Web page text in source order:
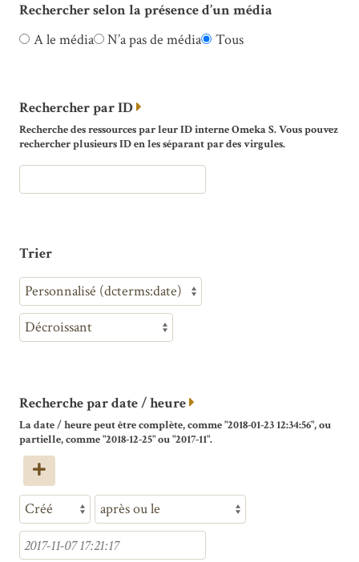
Rechercher selon la présence d’un média
A le média
N’a pas de média Tous
Rechercher par ID
Recherche des ressources par leur ID interne Omeka S. Vous pouvez
rechercher plusieurs ID en les séparant par des virgules.
Trier
Recherche par date / heure
La date / heure peut être complète, comme "2018-01-23 12:34:56", ou
partielle, comme "2018-12-25" ou "2017-11".